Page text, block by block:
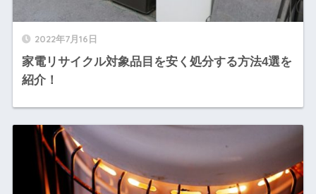
2022年7月16日
家電リサイクル対象品目を安く処分する方法4選を
紹介！